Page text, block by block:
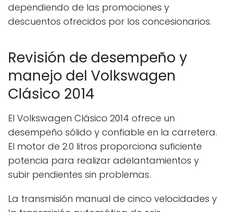
dependiendo de las promociones y
descuentos ofrecidos por los concesionarios.
Revisión de desempeño y
manejo del Volkswagen
Clásico 2014
El Volkswagen Clásico 2014 ofrece un
desempeño sólido y confiable en la carretera.
El motor de 2.0 litros proporciona suficiente
potencia para realizar adelantamientos y
subir pendientes sin problemas.
La transmisión manual de cinco velocidades y